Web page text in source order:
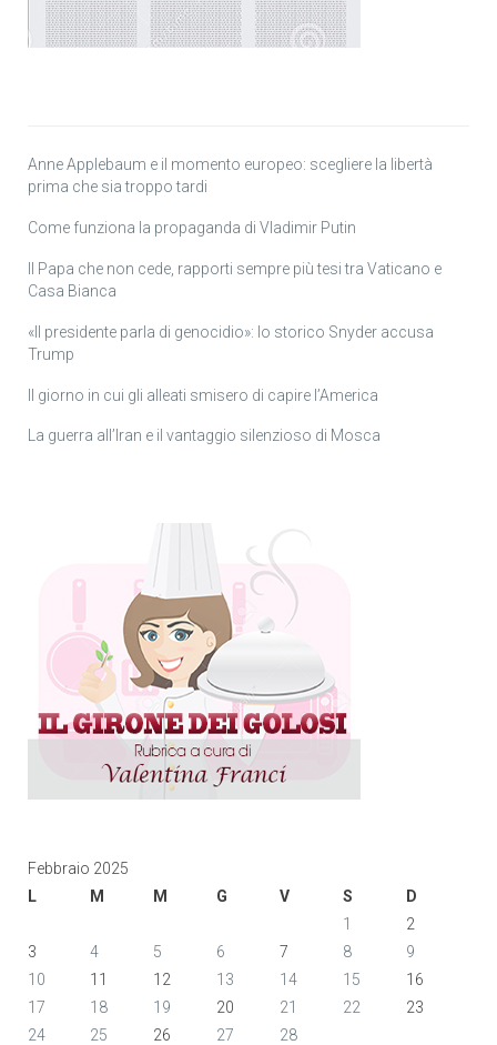
Anne Applebaum e il momento europeo: scegliere la libertà
prima che sia troppo tardi
Come funziona la propaganda di Vladimir Putin
Il Papa che non cede, rapporti sempre più tesi tra Vaticano e
Casa Bianca
«Il presidente parla di genocidio»: lo storico Snyder accusa
Trump
Il giorno in cui gli alleati smisero di capire l’America
La guerra all’Iran e il vantaggio silenzioso di Mosca
Febbraio 2025
L
M M G V S
D
1
2
3
4 5 6 7 8
9
10
11 12 13 14 15
16
17
18 19 20 21 22
23
24
25 26 27
28